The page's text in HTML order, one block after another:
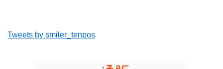
Tweets by smiler_tenpos